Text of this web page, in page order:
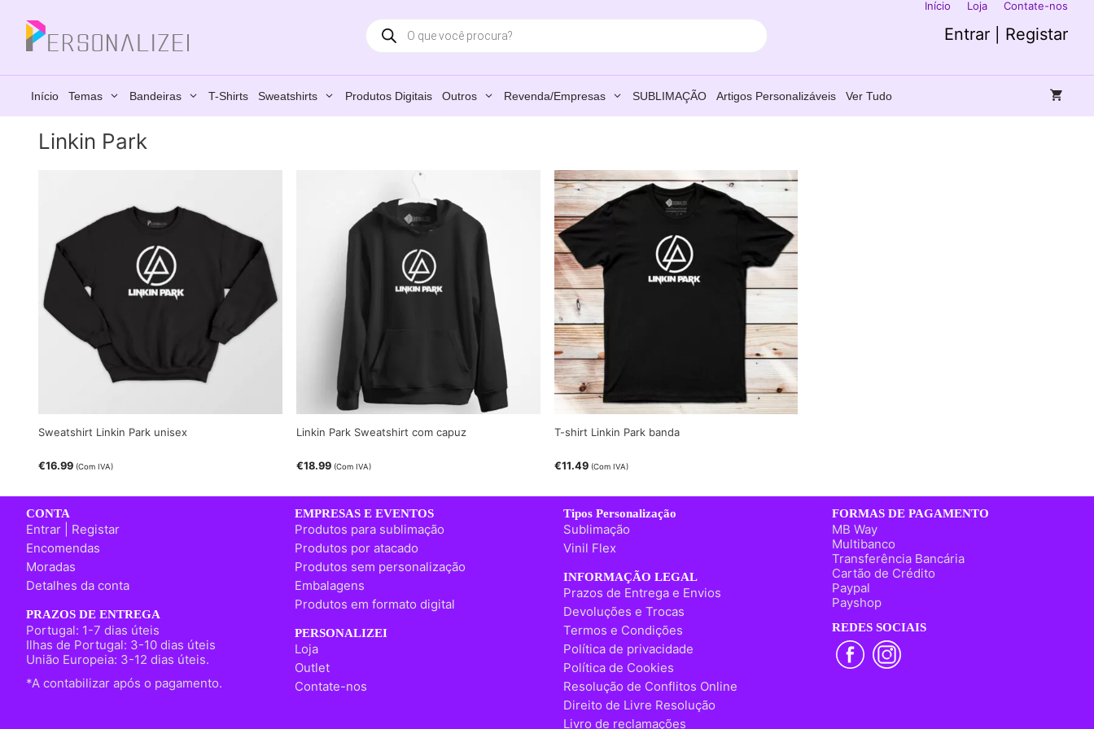
conteúdo
Início Loja Contate-nos
Entrar | Registar
Products
search
Início Temas Bandeiras T-Shirts Sweatshirts Produtos Digitais Outros Revenda/Empresas SUBLIMAÇÃO Artigos Personalizáveis Ver Tudo
Linkin Park
Sweatshirt Linkin Park unisex
€16.99 (Com IVA)
Linkin Park Sweatshirt com capuz
€18.99 (Com IVA)
T-shirt Linkin Park banda
€11.49 (Com IVA)
CONTA
Entrar | Registar
Encomendas
Moradas
Detalhes da conta
PRAZOS DE ENTREGA
Portugal: 1-7 dias úteis
Ilhas de Portugal: 3-10 dias úteis
União Europeia: 3-12 dias úteis.
*A contabilizar após o pagamento.
EMPRESAS E EVENTOS
Produtos para sublimação
Produtos por atacado
Produtos sem personalização
Embalagens
Produtos em formato digital
PERSONALIZEI
Loja
Outlet
Contate-nos
Tipos Personalização
Sublimação
Vinil Flex
INFORMAÇÃO LEGAL
Prazos de Entrega e Envios
Devoluções e Trocas
Termos e Condições
Política de privacidade
Política de Cookies
Resolução de Conflitos Online
Direito de Livre Resolução
Livro de reclamações
FORMAS DE PAGAMENTO
MB Way
Multibanco
Transferência Bancária
Cartão de Crédito
Paypal
Payshop
REDES SOCIAIS